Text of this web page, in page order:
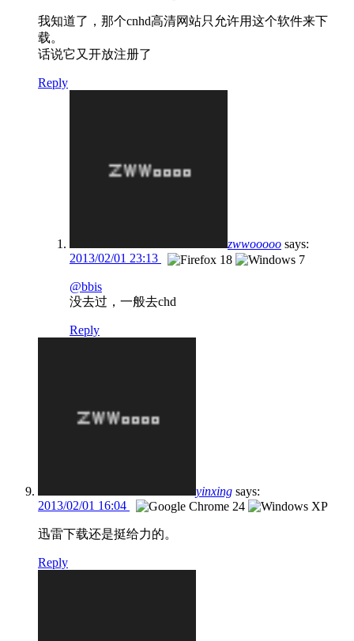
我知道了，那个cnhd高清网站只允许用这个软件来下
载。
话说它又开放注册了
Reply
zwwooooo says:
2013/02/01 23:13
@bbis
没去过，一般去chd
Reply
yinxing says:
2013/02/01 16:04
迅雷下载还是挺给力的。
Reply